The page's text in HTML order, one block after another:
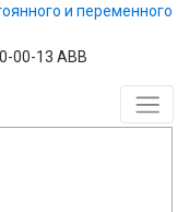
и переменного
00-13 ABB